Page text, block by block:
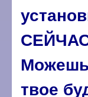
СЕЙЧАС
Можешь
твое